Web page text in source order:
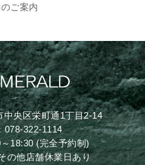
ご案内
中央区栄町通1丁目2-14
078-322-1114
18:30 (完全予約制)
の他店舗休業日あり